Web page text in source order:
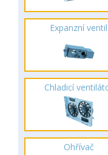
Expanzní ventil
Chladicí
Ohřívač